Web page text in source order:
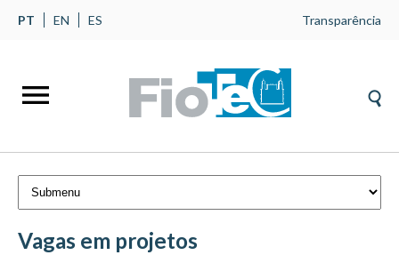
PT EN ES Transparência
Vagas em projetos